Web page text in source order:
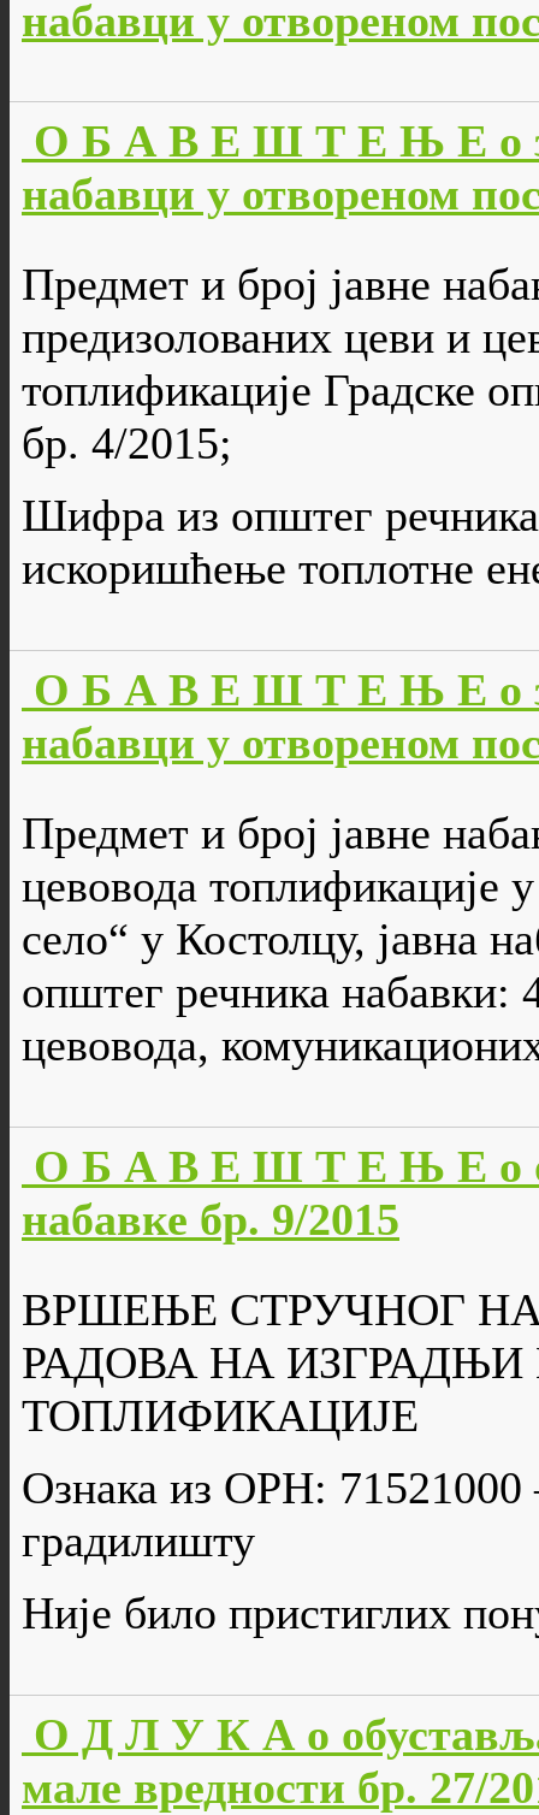
набавци у отвореном
О Б А В Е Ш Т Е Њ Е о
набавци у отвореном
Предмет и број јавне
предизолованих цеви и
топлификације Градске
бр. 4/2015;
Шифра из општег
искоришћење топлотне
О Б А В Е Ш Т Е Њ Е о
набавци у отвореном
Предмет и број јавне
цевовода топлификације
село“ у Костолцу, јавна
општег речника набавки:
цевовода,
О Б А В Е Ш Т Е Њ Е о
набавке бр. 9/2015
ВРШЕЊЕ СТРУЧНОГ
РАДОВА НА
ТОПЛИФИКАЦИЈЕ
Ознака из ОРН: 71521000
градилишту
Није било пристиглих
О Д Л У К А о
мале вредности бр. 27/